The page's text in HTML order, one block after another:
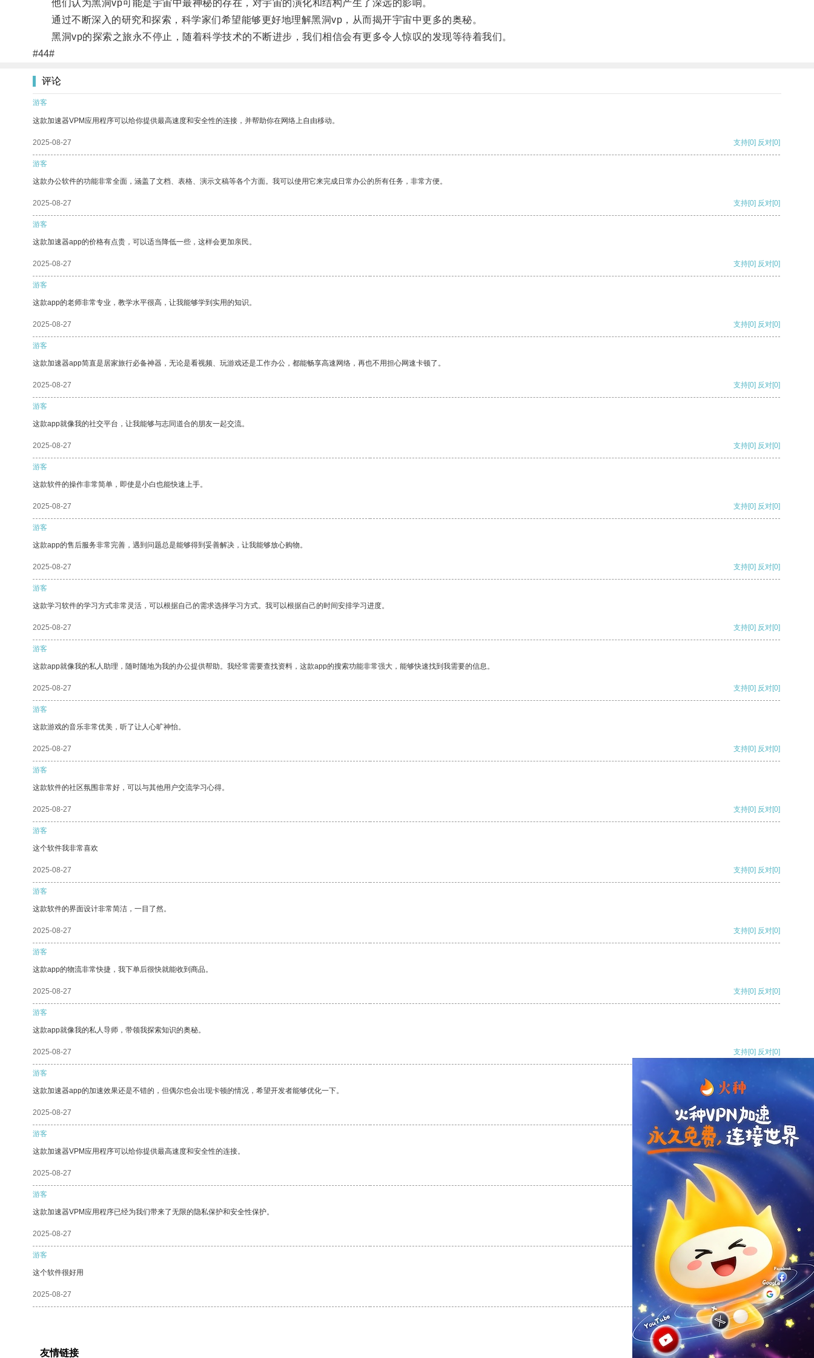
他们认为黑洞vp可能是宇宙中最神秘的存在，对宇宙的演化和结构产生了深远的影响。
通过不断深入的研究和探索，科学家们希望能够更好地理解黑洞vp，从而揭开宇宙中更多的奥秘。
黑洞vp的探索之旅永不停止，随着科学技术的不断进步，我们相信会有更多令人惊叹的发现等待着我们。
#44#
评论
游客
这款加速器VPM应用程序可以给你提供最高速度和安全性的连接，并帮助你在网络上自由移动。
2025-08-27 支持[0] 反对[0]
游客
这款办公软件的功能非常全面，涵盖了文档、表格、演示文稿等各个方面。我可以使用它来完成日常办公的所有任务，非常方便。
2025-08-27 支持[0] 反对[0]
游客
这款加速器app的价格有点贵，可以适当降低一些，这样会更加亲民。
2025-08-27 支持[0] 反对[0]
游客
这款app的老师非常专业，教学水平很高，让我能够学到实用的知识。
2025-08-27 支持[0] 反对[0]
游客
这款加速器app简直是居家旅行必备神器，无论是看视频、玩游戏还是工作办公，都能畅享高速网络，再也不用担心网速卡顿了。
2025-08-27 支持[0] 反对[0]
游客
这款app就像我的社交平台，让我能够与志同道合的朋友一起交流。
2025-08-27 支持[0] 反对[0]
游客
这款软件的操作非常简单，即使是小白也能快速上手。
2025-08-27 支持[0] 反对[0]
游客
这款app的售后服务非常完善，遇到问题总是能够得到妥善解决，让我能够放心购物。
2025-08-27 支持[0] 反对[0]
游客
这款学习软件的学习方式非常灵活，可以根据自己的需求选择学习方式。我可以根据自己的时间安排学习进度。
2025-08-27 支持[0] 反对[0]
游客
这款app就像我的私人助理，随时随地为我的办公提供帮助。我经常需要查找资料，这款app的搜索功能非常强大，能够快速找到我需要的信息。
2025-08-27 支持[0] 反对[0]
游客
这款游戏的音乐非常优美，听了让人心旷神怡。
2025-08-27 支持[0] 反对[0]
游客
这款软件的社区氛围非常好，可以与其他用户交流学习心得。
2025-08-27 支持[0] 反对[0]
游客
这个软件我非常喜欢
2025-08-27 支持[0] 反对[0]
游客
这款软件的界面设计非常简洁，一目了然。
2025-08-27 支持[0] 反对[0]
游客
这款app的物流非常快捷，我下单后很快就能收到商品。
2025-08-27 支持[0] 反对[0]
游客
这款app就像我的私人导师，带领我探索知识的奥秘。
2025-08-27 支持[0] 反对[0]
游客
这款加速器app的加速效果还是不错的，但偶尔也会出现卡顿的情况，希望开发者能够优化一下。
2025-08-27 支持[0] 反对
游客
这款加速器VPM应用程序可以给你提供最高速度和安全性的连接。
2025-08-27 支持
游客
这款加速器VPM应用程序已经为我们带来了无限的隐私保护和安全性保护。
2025-08-27 反对 [0]
游客
这个软件很好用
2025-08-27 支持[0] 反对[0]
友情链接